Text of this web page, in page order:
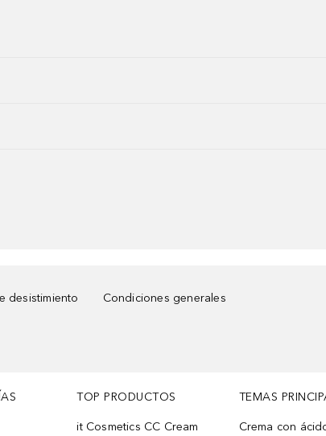
desistimiento
Condiciones generales
TOP PRODUCTOS
it Cosmetics CC Cream
TEMAS
Crema con